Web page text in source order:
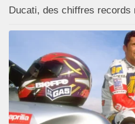
Ducati, des chiffres